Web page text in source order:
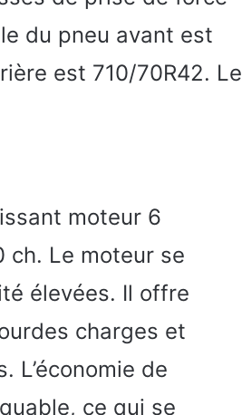
du pneu avant est
est 710/70R42. Le
moteur 6
ch. Le moteur se
élevées. Il offre
charges et
L’économie de
ce qui se